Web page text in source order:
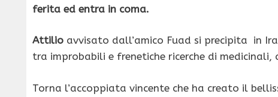
ferita ed entra in coma.
Attilio avvisato dall’amico Fuad si precipita in
tra improbabili e frenetiche ricerche di medicinali,
Torna l’accoppiata vincente che ha creato il